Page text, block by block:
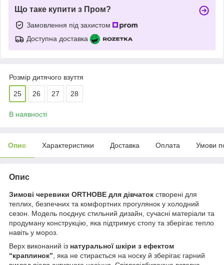
Що таке купити з Пром?
Замовлення під захистом
Доступна доставка
Розмір дитячого взуття
25 26 27 28
В наявності
Опис Характеристики Доставка Оплата Умови
Опис
Зимові черевики ORTHOBE для дівчаток створені для
теплих, безпечних та комфортних прогулянок у холодний
сезон. Модель поєднує стильний дизайн, сучасні матеріали та
продуману конструкцію, яка підтримує стопу та зберігає тепло
навіть у мороз.
Верх виконаний із натуральної шкіри з ефектом
“краплинок” , яка не стирається на носку й зберігає гарний